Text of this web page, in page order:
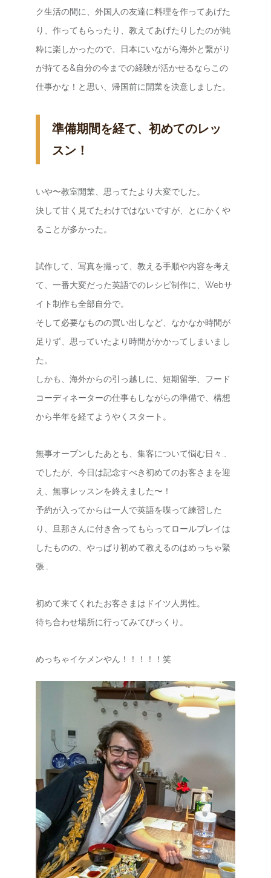
ク生活の間に、外国人の友達に料理を作ってあげた
り、作ってもらったり、教えてあげたりしたのが純
粋に楽しかったので、日本にいながら海外と繋がり
が持てる&自分の今までの経験が活かせるならこの
仕事かな！と思い、帰国前に開業を決意しました。
準備期間を経て、初めてのレッ
スン！
いや〜教室開業、思ってたより大変でした。
決して甘く見てたわけではないですが、とにかくや
ることが多かった。
試作して、写真を撮って、教える手順や内容を考え
て、一番大変だった英語でのレシピ制作に、Webサ
イト制作も全部自分で。
そして必要なものの買い出しなど、なかなか時間が
足りず、思っていたより時間がかかってしまいまし
た。
しかも、海外からの引っ越しに、短期留学、フード
コーディネーターの仕事もしながらの準備で、構想
から半年を経てようやくスタート。
無事オープンしたあとも、集客について悩む日々…
でしたが、今日は記念すべき初めてのお客さまを迎
え、無事レッスンを終えました〜！
予約が入ってからは一人で英語を喋って練習した
り、旦那さんに付き合ってもらってロールプレイは
したものの、やっぱり初めて教えるのはめっちゃ緊
張…
初めて来てくれたお客さまはドイツ人男性。
待ち合わせ場所に行ってみてびっくり。
めっちゃイケメンやん！！！！！笑